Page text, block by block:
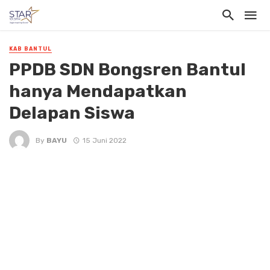
KAB BANTUL
PPDB SDN Bongsren Bantul
hanya Mendapatkan
Delapan Siswa
By BAYU 15 Juni 2022